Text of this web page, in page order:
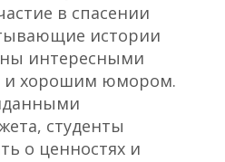
в спасении
истории
интересными
и хорошим юмором.
студенты
о ценностях и